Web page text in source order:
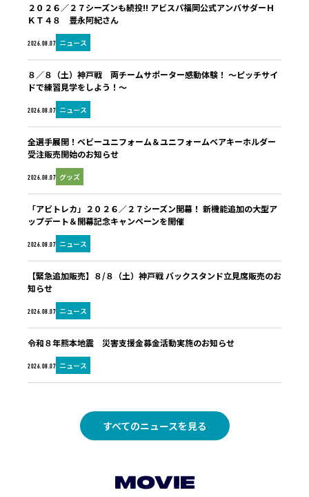
2026.08.07 ニュース
２０２６／２７シーズンも続投!! アビスパ福岡公式アンバサダーＨ
ＫＴ４８ 豊永阿紀さん
2026.08.07 ニュース
８／８（土）神戸戦 両チームサポーター感動体験！ ～ピッチサイ
ドで練習見学をしよう！～
2026.08.07 グッズ
全選手展開！ベビーユニフォーム＆ユニフォームベアキーホルダー
受注販売開始のお知らせ
2026.08.07 ニュース
「アビトレカ」２０２６／２７シーズン開幕！ 新機能追加の大型ア
ップデート＆開幕記念キャンペーンを開催
2026.08.07 ニュース
【緊急追加販売】８/８（土）神戸戦 バックスタンド立見席販売のお
知らせ
2026.08.07 ニュース
令和８年熊本地震 災害支援金募金活動実施のお知らせ
すべてのニュースを見る
MOVIE